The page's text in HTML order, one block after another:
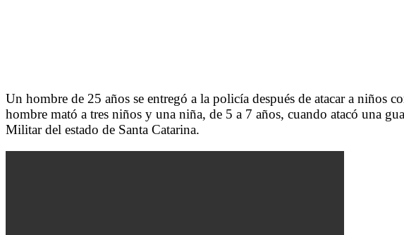
Un hombre de 25 años se entregó a la policía después de atacar a
hombre mató a tres niños y una niña, de 5 a 7 años, cuando atacó una
Militar del estado de Santa Catarina.